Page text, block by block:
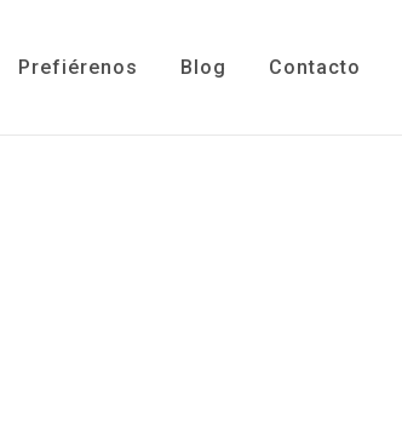
Prefiérenos Blog Contacto